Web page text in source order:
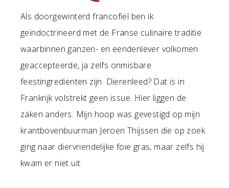
Als doorgewinterd francofiel ben ik
geïndoctrineerd met de Franse culinaire traditie
waarbinnen ganzen- en eendenlever volkomen
geaccepteerde, ja zelfs onmisbare
feestingrediënten zijn. Dierenleed? Dat is in
Frankrijk volstrekt geen issue. Hier liggen de
zaken anders. Mijn hoop was gevestigd op mijn
krantbovenbuurman Jeroen Thijssen die op zoek
ging naar diervriendelijke foie gras, maar zelfs hij
kwam er niet uit.